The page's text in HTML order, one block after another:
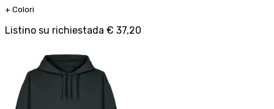
+ Colori
Listino su richiestada € 37,20